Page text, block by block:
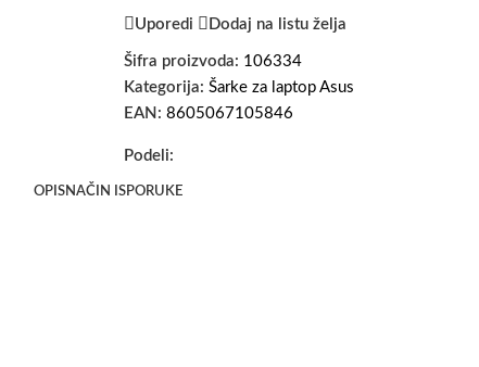
Uporedi Dodaj na listu želja
Šifra proizvoda: 106334
Kategorija: Šarke za laptop Asus
EAN: 8605067105846
Podeli:
OPISNAČIN ISPORUKE